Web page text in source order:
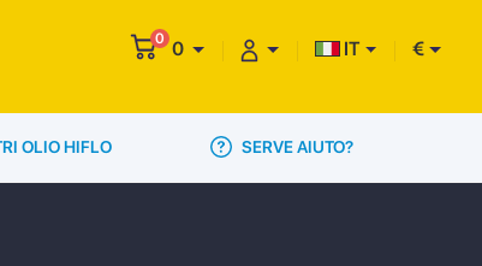
0 0 IT €
OLIO HIFLO SERVE AIUTO?